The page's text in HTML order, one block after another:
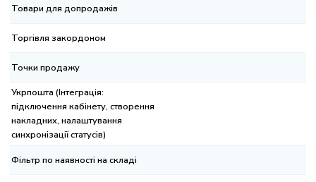
для допродажів
закордоном
продажу
(Інтеграція:
кабінету, створення
налаштування
статусів)
по наявності на складі